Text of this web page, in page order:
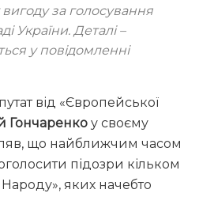
за голосування
України. Деталі –
у повідомленні
від «Європейської
Гончаренко у своєму
що найближчим часом
підозри кільком
яких начебто